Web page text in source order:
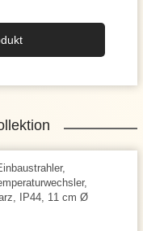
IP44, 11 cm Ø